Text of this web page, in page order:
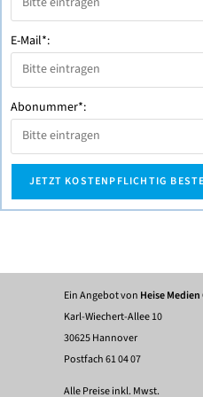
E-Mail*:
Abonummer*:
Ein Angebot von Heise Medien
Karl-Wiechert-Allee 10
30625 Hannover
Postfach 61 04 07
Alle Preise inkl. Mwst.